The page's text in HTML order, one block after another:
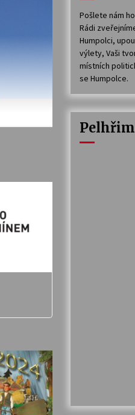
Pošlete nám
Rádi
Humpolci,
výlety, Vaši
místních
se Humpolce.